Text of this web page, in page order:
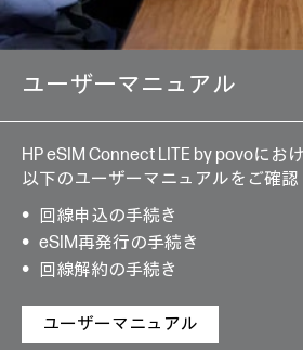
ユーザーマニュアル
HP eSIM Connect LITE by povoにお
以下のユーザーマニュアルをご確認
回線申込の手続き
eSIM再発行の手続き
回線解約の手続き
ユーザーマニュアル